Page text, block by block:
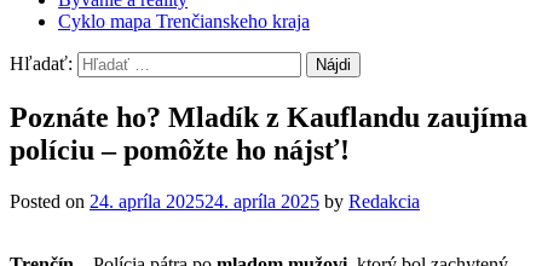
Cyklo mapa Trenčianskeho kraja
Hľadať:
Poznáte ho? Mladík z Kauflandu zaujíma
políciu – pomôžte ho nájsť!
Posted on 24. apríla 202524. apríla 2025 by Redakcia